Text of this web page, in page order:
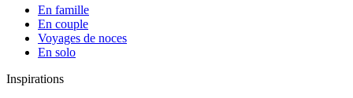
En famille
En couple
Voyages de noces
En solo
Inspirations